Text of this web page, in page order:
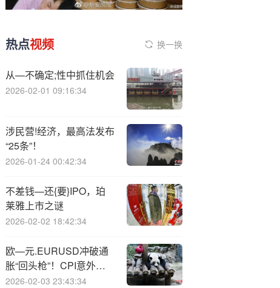
热点视频 换一换
从—不确定;性中抓住机会
2026-02-01 09:16:34
涉民营!经济，最高法发布
“25条”！
2026-01-24 00:42:34
不差钱—还{要}IPO，珀
莱雅上市之谜
2026-02-02 18:42:34
欧—元.EURUSD冲破通
胀“回头枪”！CPI意外反
弹，12月降息当场宣判死
2026-02-03 23:43:34